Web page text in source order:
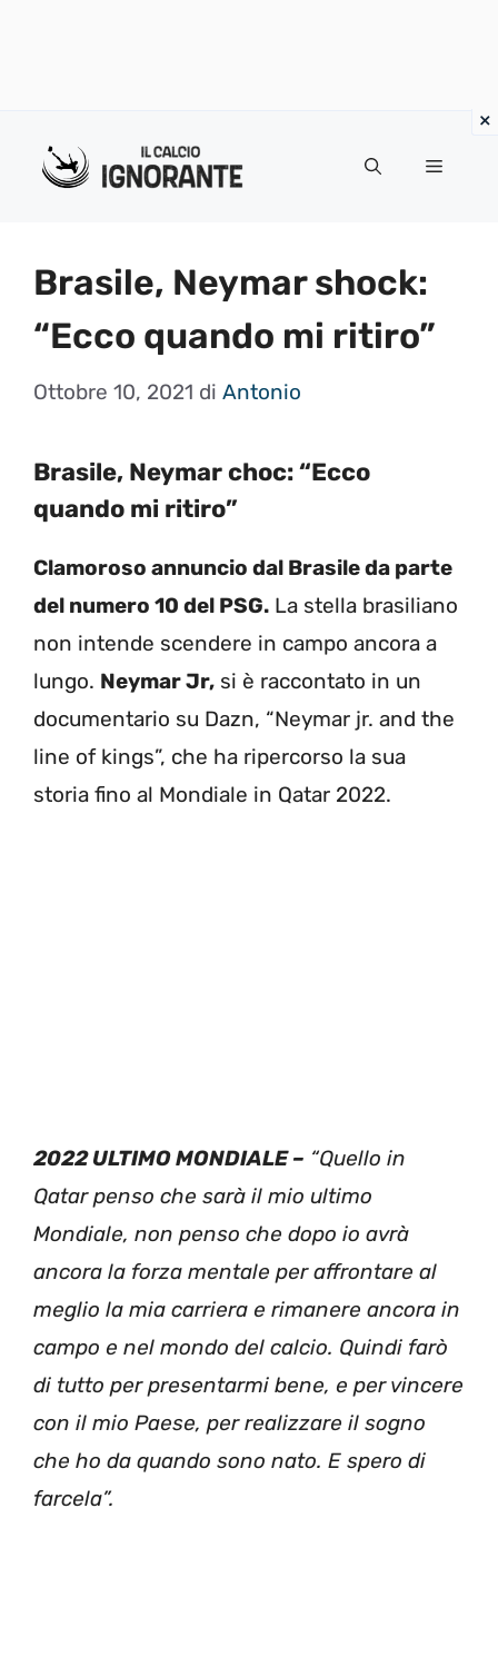
Menu
Brasile, Neymar shock:
“Ecco quando mi ritiro”
Ottobre 10, 2021 di Antonio
Brasile, Neymar choc: “Ecco
quando mi ritiro”
Clamoroso annuncio dal Brasile da parte
del numero 10 del PSG. La stella brasiliano
non intende scendere in campo ancora a
lungo. Neymar Jr, si è raccontato in un
documentario su Dazn, “Neymar jr. and the
line of kings”, che ha ripercorso la sua
storia fino al Mondiale in Qatar 2022.
2022 ULTIMO MONDIALE – “Quello in
Qatar penso che sarà il mio ultimo
Mondiale, non penso che dopo io avrà
ancora la forza mentale per affrontare al
meglio la mia carriera e rimanere ancora in
campo e nel mondo del calcio. Quindi farò
di tutto per presentarmi bene, e per vincere
con il mio Paese, per realizzare il sogno
che ho da quando sono nato. E spero di
farcela”.